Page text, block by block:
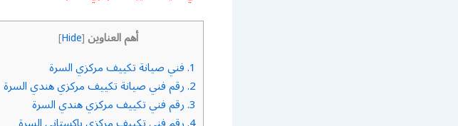
أهم العناوين [
Hide
]
1. فني صيانة تكييف مركزي السرة
2. رقم فني صيانة تكييف مركزي هندي السرة
3. رقم فني تكييف مركزي هندي السرة